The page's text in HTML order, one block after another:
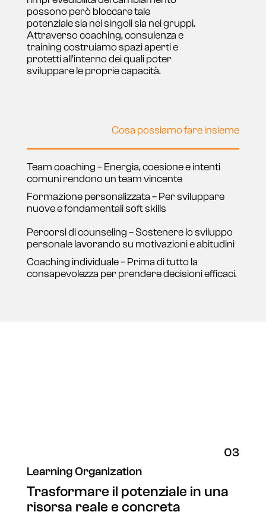
possono però bloccare tale
potenziale sia nei singoli sia nei gruppi.
Attraverso coaching, consulenza e
training costruiamo spazi aperti e
protetti all’interno dei quali poter
sviluppare le proprie capacità.
Cosa possiamo fare insieme
Team coaching – Energia, coesione e intenti
comuni rendono un team vincente
Formazione personalizzata – Per sviluppare
nuove e fondamentali soft skills
Percorsi di counseling – Sostenere lo sviluppo
personale lavorando su motivazioni e abitudini
Coaching individuale – Prima di tutto la
consapevolezza per prendere decisioni efficaci.
03
Learning Organization
Trasformare il potenziale in una
risorsa reale e concreta